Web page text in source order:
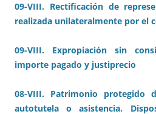
09-VIII. Rectificación de
realizada unilateralmente por el
09-VIII. Expropiación sin
importe pagado y justiprecio
08-VIII. Patrimonio protegido
autotutela o asistencia.